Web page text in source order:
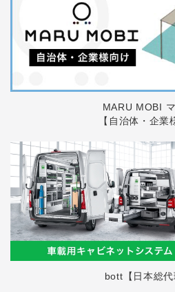
MARU MOBI
【自治体・企業
bott【日本総代